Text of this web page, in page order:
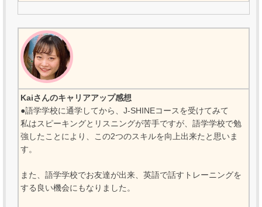
Kaiさんのキャリアアップ感想
●語学学校に通学してから、J-SHINEコースを受けてみて
私はスピーキングとリスニングが苦手ですが、語学学校で勉
強したことにより、この2つのスキルを向上出来たと思いま
す。
また、語学学校でお友達が出来、英語で話すトレーニングを
する良い機会にもなりました。